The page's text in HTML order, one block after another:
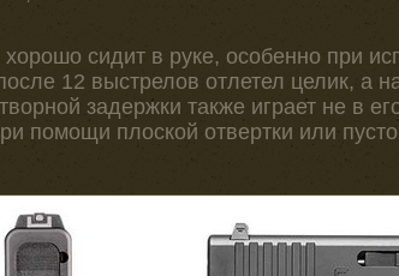
хорошо сидит в руке, особенно при
12 выстрелов отлетел целик, а
задержки также играет не в
помощи плоской отвертки или